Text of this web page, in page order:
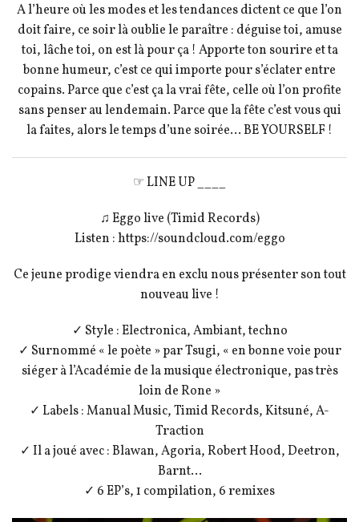
A l’heure où les modes et les tendances dictent ce que l’on
doit faire, ce soir là oublie le paraître : déguise toi, amuse
toi, lâche toi, on est là pour ça ! Apporte ton sourire et ta
bonne humeur, c’est ce qui importe pour s’éclater entre
copains. Parce que c’est ça la vrai fête, celle où l’on profite
sans penser au lendemain. Parce que la fête c’est vous qui
la faites, alors le temps d’une soirée… BE YOURSELF !
☞ LINE UP ____
♫ Eggo live (Timid Records)
Listen : https://soundcloud.com/eggo
Ce jeune prodige viendra en exclu nous présenter son tout
nouveau live !
✓ Style : Electronica, Ambiant, techno
✓ Surnommé « le poète » par Tsugi, « en bonne voie pour
siéger à l’Académie de la musique électronique, pas très
loin de Rone »
✓ Labels : Manual Music, Timid Records, Kitsuné, A-
Traction
✓ Il a joué avec : Blawan, Agoria, Robert Hood, Deetron,
Barnt…
✓ 6 EP’s, 1 compilation, 6 remixes